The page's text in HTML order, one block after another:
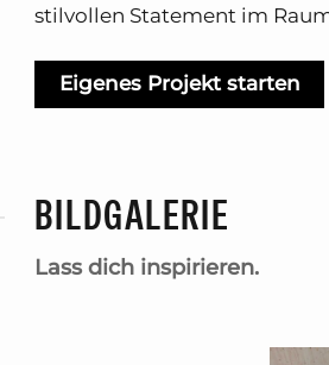
stilvollen Statement im
Eigenes Projekt starten
BILDGALERIE
Lass dich inspirieren.